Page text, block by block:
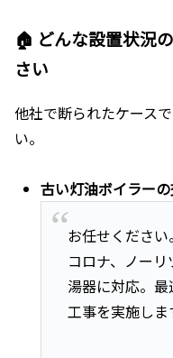
🏠 どんな設置状況
さい
他社で断られたケース
い。
古い灯油ボイラー
お任せくださ
コロナ、ノー
湯器に対応。
工事を実施しま